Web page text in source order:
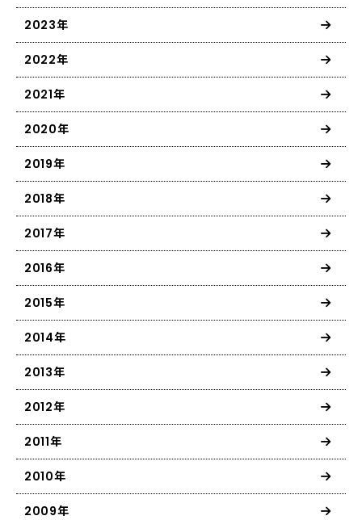
2023年
2022年
2021年
2020年
2019年
2018年
2017年
2016年
2015年
2014年
2013年
2012年
2011年
2010年
2009年